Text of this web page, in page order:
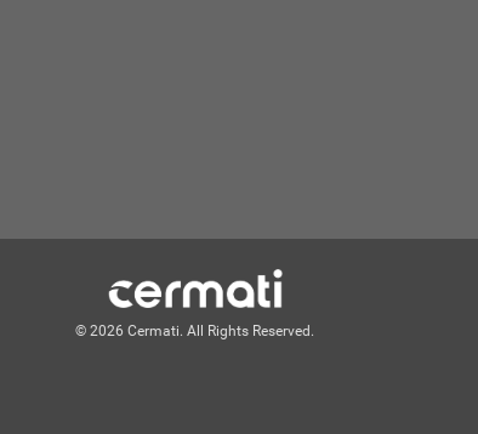
© 2026 Cermati. All Rights Reserved.